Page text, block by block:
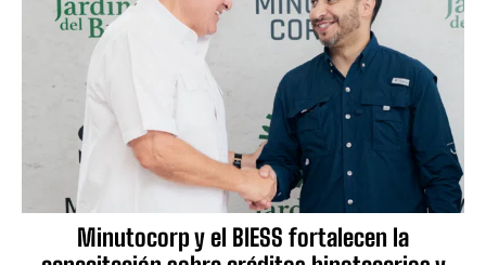
Minutocorp y el BIESS fortalecen la